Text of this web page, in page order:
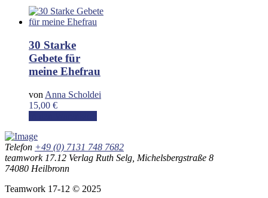
30 Starke
Gebete für
meine Ehefrau
von Anna Scholdei
15,00 €
Telefon +49 (0) 7131 748 7682
teamwork 17.12 Verlag Ruth Selg, Michelsbergstraße 8
74080 Heilbronn
Teamwork 17-12 © 2025